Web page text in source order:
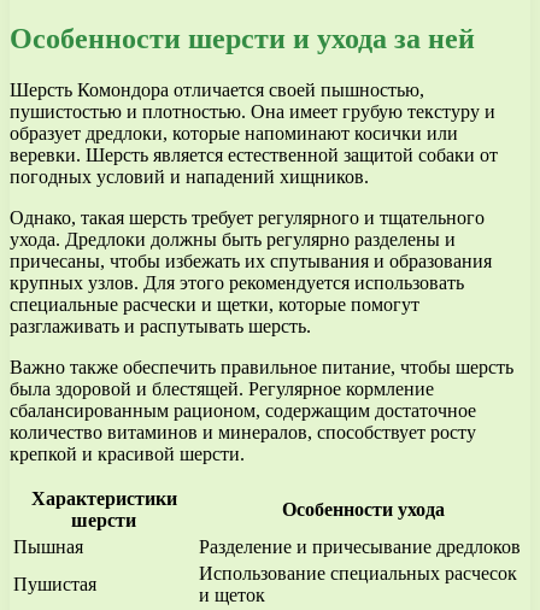
Особенности шерсти и ухода за ней
Шерсть Комондора отличается своей пышностью,
пушистостью и плотностью. Она имеет грубую текстуру и
образует дредлоки, которые напоминают косички или
веревки. Шерсть является естественной защитой собаки от
погодных условий и нападений хищников.
Однако, такая шерсть требует регулярного и тщательного
ухода. Дредлоки должны быть регулярно разделены и
причесаны, чтобы избежать их спутывания и образования
крупных узлов. Для этого рекомендуется использовать
специальные расчески и щетки, которые помогут
разглаживать и распутывать шерсть.
Важно также обеспечить правильное питание, чтобы шерсть
была здоровой и блестящей. Регулярное кормление
сбалансированным рационом, содержащим достаточное
количество витаминов и минералов, способствует росту
крепкой и красивой шерсти.
Характеристики
шерсти
Особенности ухода
Пышная
Разделение и причесывание дредлоков
Пушистая
Использование специальных расчесок
и щеток